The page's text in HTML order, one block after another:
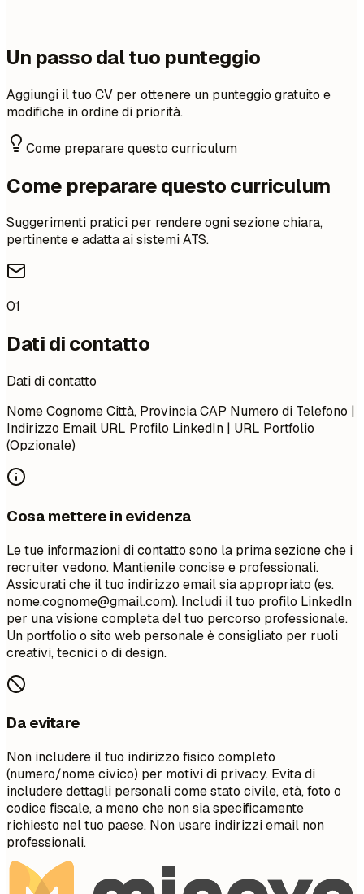
Un passo dal tuo punteggio
Aggiungi il tuo CV per ottenere un punteggio gratuito e
modifiche in ordine di priorità.
Come preparare questo curriculum
Come preparare questo curriculum
Suggerimenti pratici per rendere ogni sezione chiara,
pertinente e adatta ai sistemi ATS.
01
Dati di contatto
Dati di contatto
Nome Cognome Città, Provincia CAP Numero di Telefono |
Indirizzo Email URL Profilo LinkedIn | URL Portfolio
(Opzionale)
Cosa mettere in evidenza
Le tue informazioni di contatto sono la prima sezione che i
recruiter vedono. Mantienile concise e professionali.
Assicurati che il tuo indirizzo email sia appropriato (es.
nome.cognome@gmail.com). Includi il tuo profilo LinkedIn
per una visione completa del tuo percorso professionale.
Un portfolio o sito web personale è consigliato per ruoli
creativi, tecnici o di design.
Da evitare
Non includere il tuo indirizzo fisico completo
(numero/nome civico) per motivi di privacy. Evita di
includere dettagli personali come stato civile, età, foto o
codice fiscale, a meno che non sia specificamente
richiesto nel tuo paese. Non usare indirizzi email non
professionali.